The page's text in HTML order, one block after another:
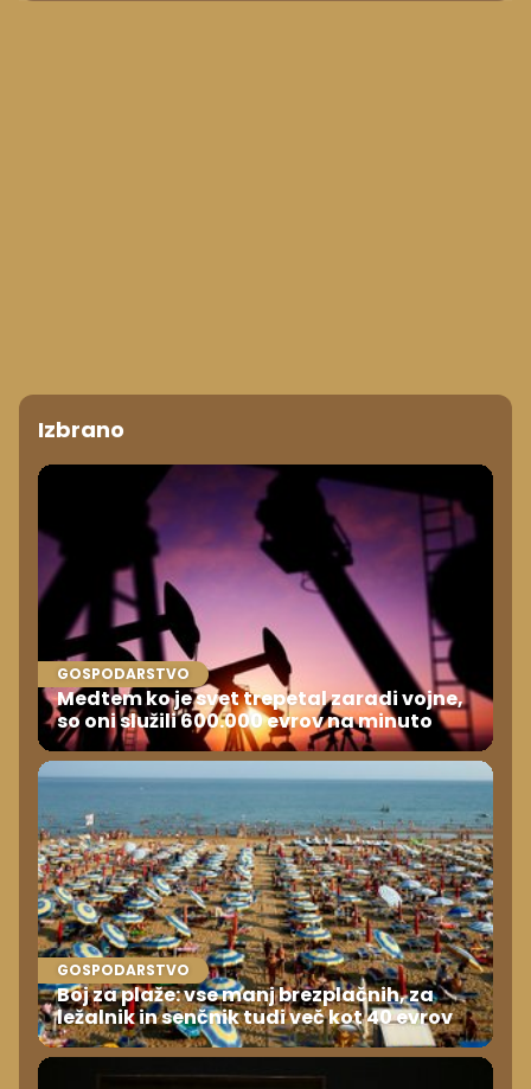
Izbrano
GOSPODARSTVO
Medtem ko je svet trepetal zaradi vojne,
so oni služili 600.000 evrov na minuto
GOSPODARSTVO
Boj za plaže: vse manj brezplačnih, za
ležalnik in senčnik tudi več kot 40 evrov